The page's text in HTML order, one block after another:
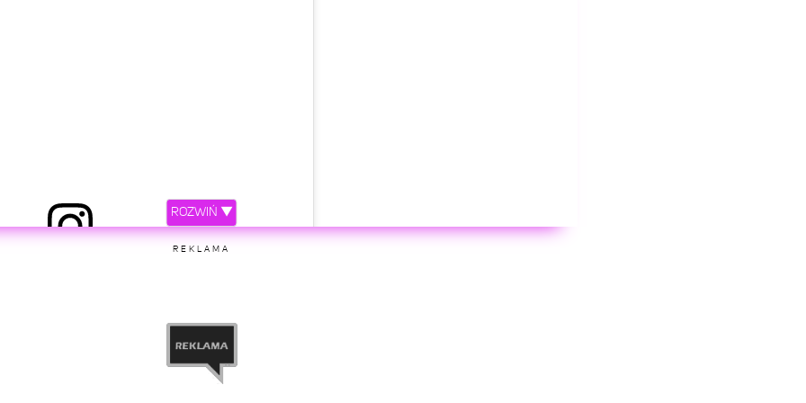
Dominika Tajner (@dominika_tajner)
ROZWIŃ ▼
REKLAMA